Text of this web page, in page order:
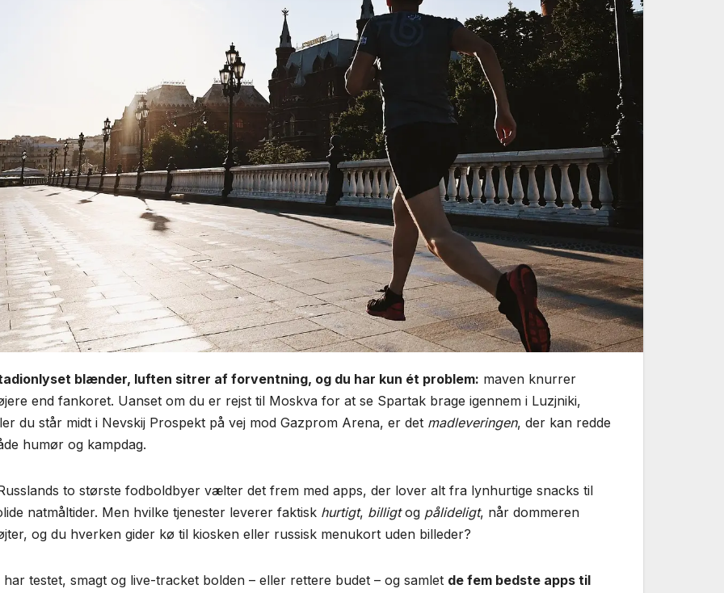
blænder, luften sitrer af forventning, og du har kun ét problem: maven knurrer
end fan­koret. Uanset om du er rejst til Moskva for at se Spartak brage igennem i Luzjniki,
du står midt i Nevskij Prospekt på vej mod Gazprom Arena, er det madleveringen, der kan redde
humør og kampdag.
to største fodboldbyer vælter det frem med apps, der lover alt fra lynhurtige snacks til
natmåltider. Men hvilke tjenester leverer faktisk hurtigt, billigtog pålideligt, når dommeren
og du hverken gider kø til kiosken eller russisk menukort uden billeder?
har testet, smagt og live-tracket bolden – eller rettere budet – og samlet de fem bedste apps til